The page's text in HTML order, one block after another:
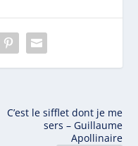
C’est le sifflet dont je me
sers – Guillaume
Apollinaire